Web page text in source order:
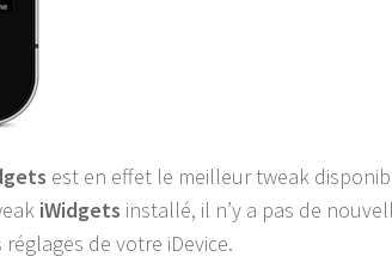
est en effet le meilleur tweak
iWidgets installé, il n’y a pas de
de votre iDevice.